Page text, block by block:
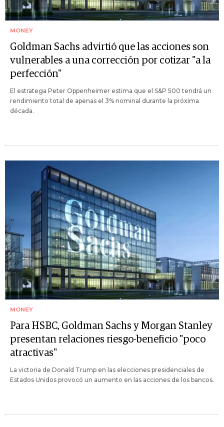
MONEY
Goldman Sachs advirtió que las acciones son
vulnerables a una corrección por cotizar "a la
perfección"
El estratega Peter Oppenheimer estima que el S&P 500 tendrá un
rendimiento total de apenas el 3% nominal durante la próxima
década.
MONEY
Para HSBC, Goldman Sachs y Morgan Stanley
presentan relaciones riesgo-beneficio "poco
atractivas"
La victoria de Donald Trump en las elecciones presidenciales de
Estados Unidos provocó un aumento en las acciones de los bancos.